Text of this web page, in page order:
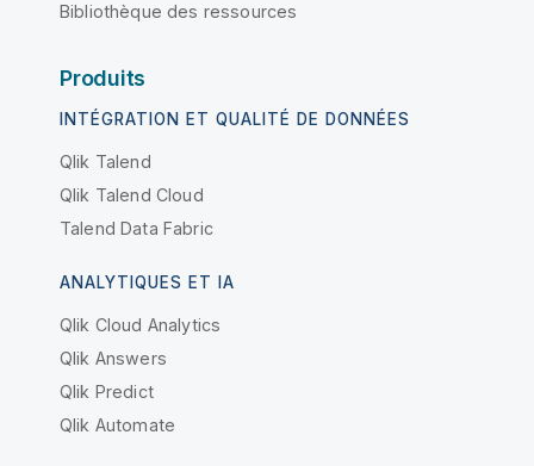
Bibliothèque des ressources
Produits
INTÉGRATION ET QUALITÉ DE DONNÉES
Qlik Talend
Qlik Talend Cloud
Talend Data Fabric
ANALYTIQUES ET IA
Qlik Cloud Analytics
Qlik Answers
Qlik Predict
Qlik Automate